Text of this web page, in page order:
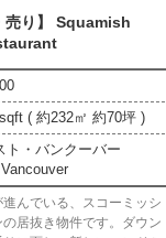
売り】 Squamish
( 約232㎡ 約70坪 )
ト・バンクーバー
んでいる、スコーミッシ
居抜き物件です。ダウン